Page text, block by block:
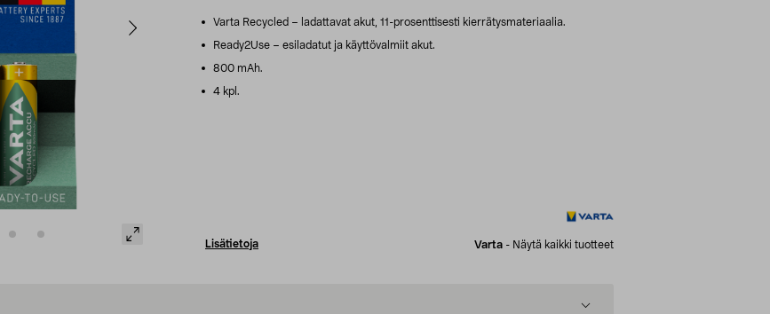
Varta Recycled – ladattavat akut, 11-prosenttisesti kierrätysmateriaalia.
Ready2Use – esiladatut ja käyttövalmiit akut.
800 mAh.
4 kpl.
Lisätietoja Varta - Näytä kaikki tuotteet